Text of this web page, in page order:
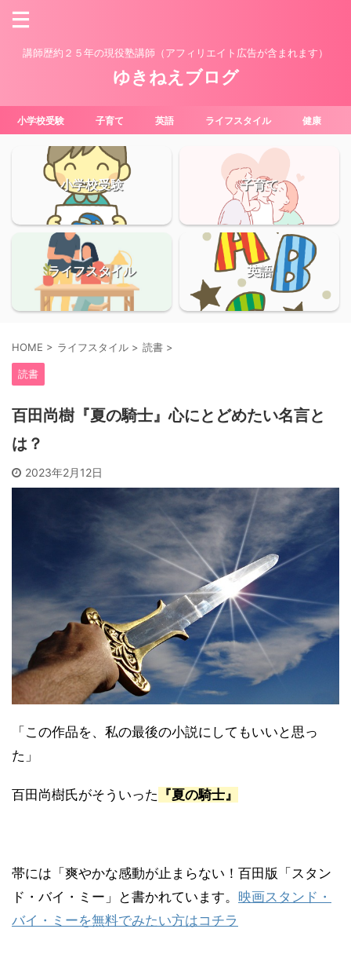
講師歴約２５年の現役塾講師（アフィリエイト広告が含まれます）
ゆきねえブログ
小学校受験 子育て 英語 ライフスタイル 健康
小学校受験 子育て
ライフスタイル 英語
HOME > ライフスタイル > 読書 >
読書
百田尚樹『夏の騎士』心にとどめたい名言と
は？
2023年2月12日
「この作品を、私の最後の小説にしてもいいと思っ
た」
百田尚樹氏がそういった 『夏の騎士』
帯には「爽やかな感動が止まらない！百田版「スタン
ド・バイ・ミー」と書かれています。 映画スタンド・
バイ・ミーを無料でみたい方はコチラ